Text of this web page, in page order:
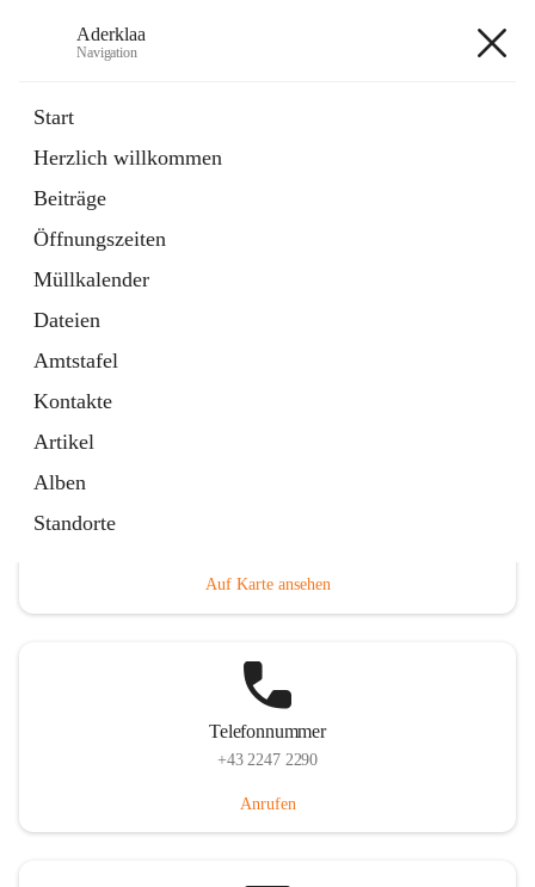
Aderklaa
Navigation
Start
Herzlich willkommen
Beiträge
Öffnungszeiten
Müllkalender
Dateien
Amtstafel
Kontakte
Artikel
Alben
Standorte
6 Schnellzugriffe
Gemeinde
3 Schnellzugriffe
Auf Karte ansehen
Telefonnummer
+43 2247 2290
Anrufen